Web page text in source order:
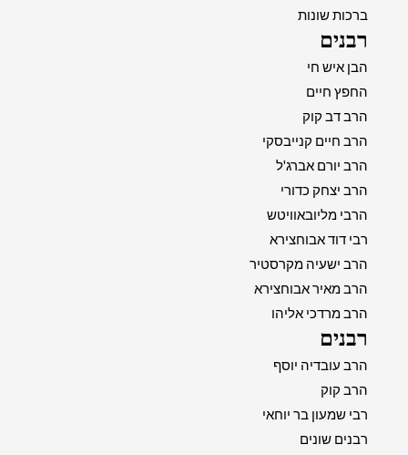
ברכות שונות
רבנים
הבן איש חי
החפץ חיים
הרב דב קוק
הרב חיים קנייבסקי
הרב יורם אברג'ל
הרב יצחק כדורי
הרבי מליובאוויטש
רבי דוד אבוחצירא
הרב ישעיה מקרסטיר
הרב מאיר אבוחצירא
הרב מרדכי אליהו
רבנים
הרב עובדיה יוסף
הרב קוק
רבי שמעון בר יוחאי
רבנים שונים